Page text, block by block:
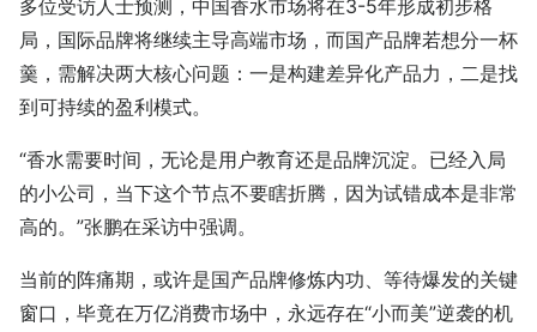
多位受访人士预测，中国香水市场将在3-5年形成初步格
局，国际品牌将继续主导高端市场，而国产品牌若想分一杯
羹，需解决两大核心问题：一是构建差异化产品力，二是找
到可持续的盈利模式。
“香水需要时间，无论是用户教育还是品牌沉淀。已经入局
的小公司，当下这个节点不要瞎折腾，因为试错成本是非常
高的。”张鹏在采访中强调。
当前的阵痛期，或许是国产品牌修炼内功、等待爆发的关键
窗口，毕竟在万亿消费市场中，永远存在“小而美”逆袭的机